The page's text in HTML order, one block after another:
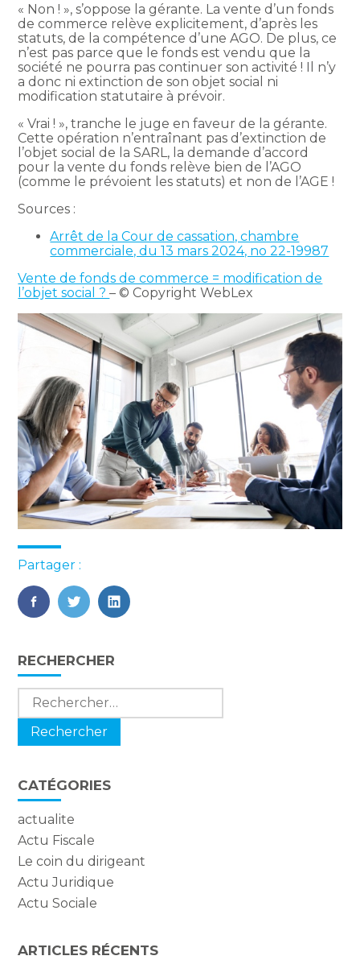
« Non ! », s’oppose la gérante. La vente d’un fonds
de commerce relève explicitement, d’après les
statuts, de la compétence d’une AGO. De plus, ce
n’est pas parce que le fonds est vendu que la
société ne pourra pas continuer son activité ! Il n’y
a donc ni extinction de son objet social ni
modification statutaire à prévoir.
« Vrai ! », tranche le juge en faveur de la gérante.
Cette opération n’entraînant pas d’extinction de
l’objet social de la SARL, la demande d’accord
pour la vente du fonds relève bien de l’AGO
(comme le prévoient les statuts) et non de l’AGE !
Sources :
Arrêt de la Cour de cassation, chambre
commerciale, du 13 mars 2024, no 22-19987
Vente de fonds de commerce = modification de
l’objet social ?– © Copyright WebLex
Partager :
FaceBook
TwitterLinkedIn
Blog
sidebar
RECHERCHER
Rechercher :
CATÉGORIES
actualite
Actu Fiscale
Le coin du dirigeant
Actu Juridique
Actu Sociale
ARTICLES RÉCENTS